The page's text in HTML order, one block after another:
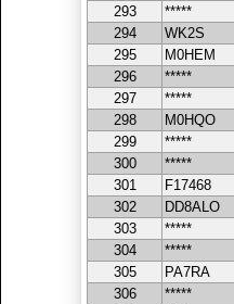
293
*****
294
WK2S
295
M0HEM
296
*****
297
*****
298
M0HQO
299
*****
300
*****
301
F17468
302
DD8ALO
303
*****
304
*****
305
PA7RA
306
*****